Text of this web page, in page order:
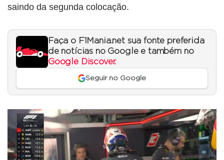
saindo da segunda colocação.
Faça o F1Mania.net sua fonte preferida
de notícias no Google e também no
Google Discover.
Seguir no Google